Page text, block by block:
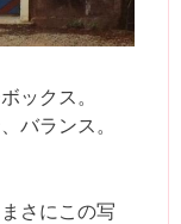
ックス。
バランス。
さにこの写